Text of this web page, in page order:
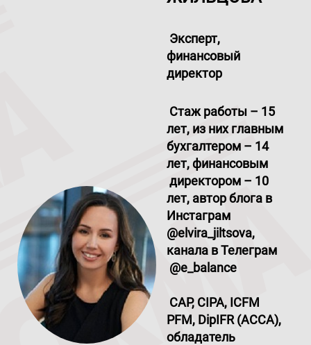
Эксперт,
финансовый
директор
Стаж работы – 15
лет, из них главным
бухгалтером – 14
лет, финансовым
директором – 10
лет, автор блога в
Инстаграм
@elvira jiltsova,
канала в Телеграм
@e balance
CAP, CIPA, ICFM
PFM, DipIFR (ACCA),
обладатель